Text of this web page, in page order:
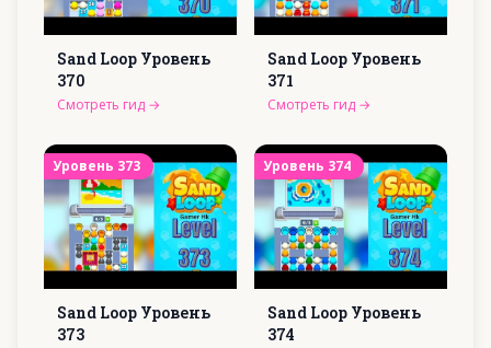
Sand Loop Уровень
370
Смотреть гид →
Sand Loop Уровень
371
Смотреть гид →
Уровень 373
Sand Loop Уровень
373
Уровень 374
Sand Loop Уровень
374